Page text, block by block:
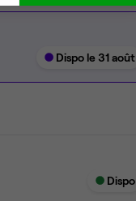
Dispo le 31 août
Dispo